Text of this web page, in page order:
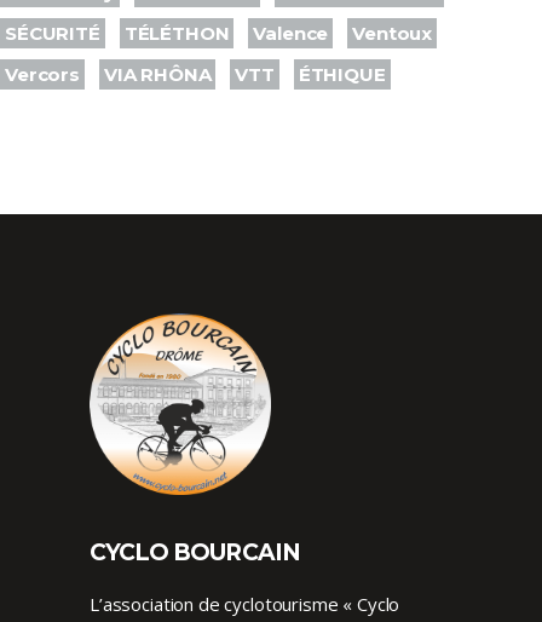
SÉCURITÉ
TÉLÉTHON Valence
Ventoux
Vercors
VIA RHÔNA VTT ÉTHIQUE
CYCLO BOURCAIN
L’association de cyclotourisme « Cyclo